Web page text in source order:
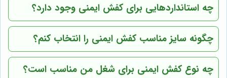
چه استانداردهایی برای کفش ایمنی وجود دارد؟
چگونه سایز مناسب کفش ایمنی را انتخاب کنم؟
چه نوع کفش ایمنی برای شغل من مناسب است؟